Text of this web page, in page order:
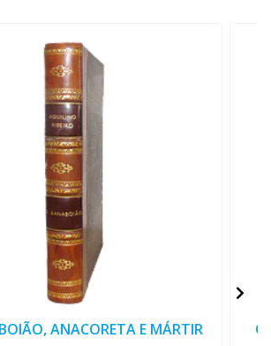
ANACORETA E MÁRTIR O